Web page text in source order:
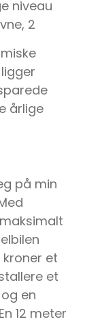
niveau
2
årlige
på min
et
et
en
12 meter